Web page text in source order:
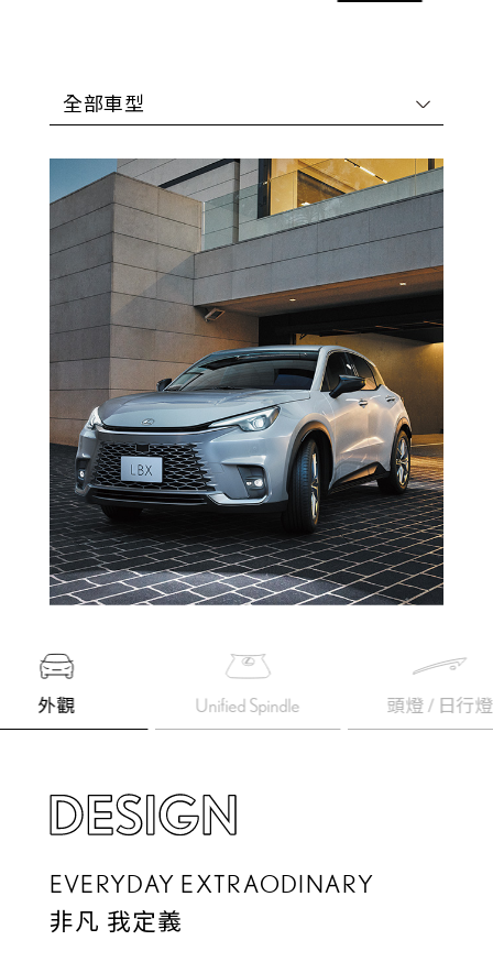
全部車型
外觀 Unified Spindle 頭燈 / 日行燈
EVERYDAY EXTRAODINARY
非凡 我定義